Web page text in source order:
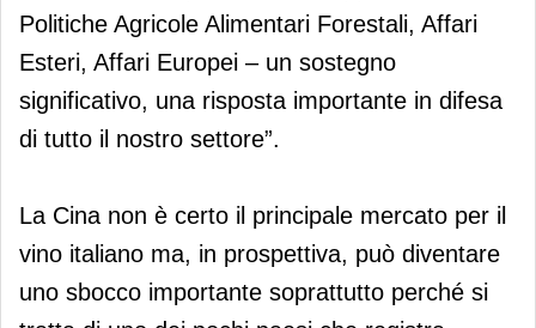
Politiche Agricole Alimentari Forestali, Affari
Esteri, Affari Europei – un sostegno
significativo, una risposta importante in difesa
di tutto il nostro settore”.
La Cina non è certo il principale mercato per il
vino italiano ma, in prospettiva, può diventare
uno sbocco importante soprattutto perché si